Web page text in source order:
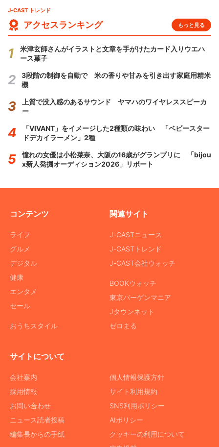
J-CAST トレンド
アクセスランキング もっと見る
米津玄師さんがイラストと文章を手がけたカード入りウエハ
ース菓子
3段階の制御を自動で 米の香りや甘みを引き出す家庭用精米
機
上質で没入感のあるサウンド ヤマハのワイヤレススピーカ
ー
「VIVANT」をイメージした2種類の味わい 「ベビースター
ドデカイラーメン」2種
憧れの女優は小松菜奈、大阪の16歳がグランプリに 「bijou
x新人発掘オーディション2026」リポート
コンテンツ
ライフ
グルメ
デジタル
健康
エンタメ
セール
おうちスタイル
関連サイト
J-CASTニュース
J-CASTトレンド
J-CAST会社ウォッチ
BOOKウォッチ
東京バーゲンマニア
Jタウンネット
ゼロまる
サイトについて
会社案内
採用情報
お問い合わせ
ニュース読者投稿
編集長からの手紙
個人情報保護方針
サイト利用規約
SNS利用ポリシー
AIポリシー
クッキーの利用について